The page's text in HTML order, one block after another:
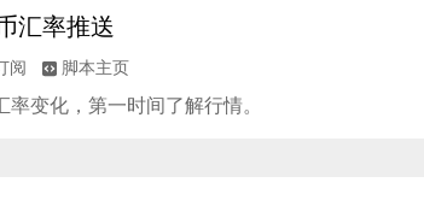
汇率推送
阅 脚本主页
变化，第一时间了解行情。